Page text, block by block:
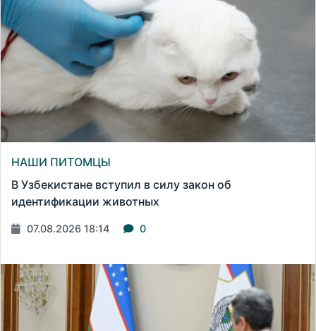
НАШИ ПИТОМЦЫ
В Узбекистане вступил в силу закон об
идентификации животных
07.08.2026 18:14 0